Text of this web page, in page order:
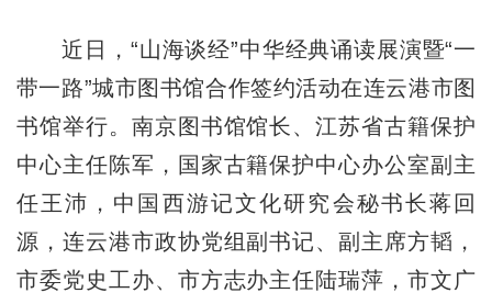
近日，“山海谈经”中华经典诵读展演暨“一
带一路”城市图书馆合作签约活动在连云港市图
书馆举行。南京图书馆馆长、江苏省古籍保护
中心主任陈军，国家古籍保护中心办公室副主
任王沛，中国西游记文化研究会秘书长蒋回
源，连云港市政协党组副书记、副主席方韬，
市委党史工办、市方志办主任陆瑞萍，市文广